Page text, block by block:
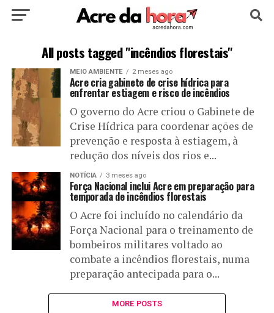
HOME POLÍTICA CULTURA ESPORTE
EDUCAÇÃO NOTÍCIA MUNDO
All posts tagged "incêndios florestais"
MEIO AMBIENTE 2 meses ago
Acre cria gabinete de crise hídrica para
enfrentar estiagem e risco de incêndios
O governo do Acre criou o Gabinete de
Crise Hídrica para coordenar ações de
prevenção e resposta à estiagem, à
redução dos níveis dos rios e...
NOTÍCIA 3 meses ago
Força Nacional inclui Acre em preparação para
temporada de incêndios florestais
O Acre foi incluído no calendário da
Força Nacional para o treinamento de
bombeiros militares voltado ao
combate a incêndios florestais, numa
preparação antecipada para o...
MORE POSTS